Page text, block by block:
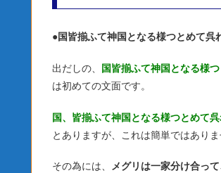
●国皆揃ふて神国となる様つとめて呉
出だしの、
国皆揃ふて神国となる様
は初めての文面です。
国、皆揃ふて神国となる様つとめて呉
とありますが、これは簡単ではありま
その為には、 メグリは一家分け合っ